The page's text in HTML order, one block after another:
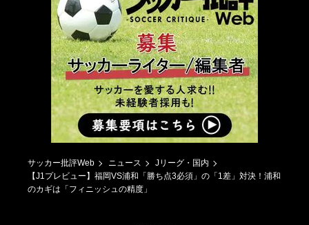
サッカー批評Web ニュース
Jリーグ・国内
【J1プレビュー】福岡VS浦和「勝ち点3必須」の「1差」対決！浦和
のカギは「フィニッシュの精度」